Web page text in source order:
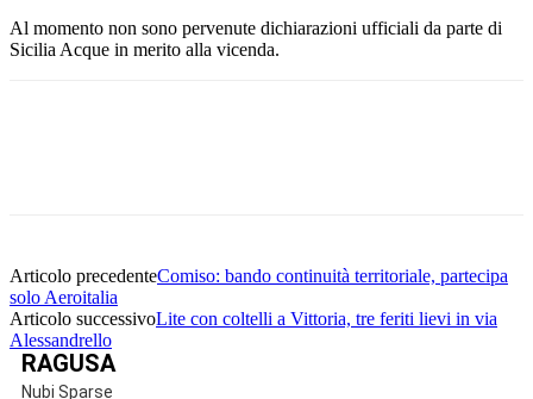
Al momento non sono pervenute dichiarazioni ufficiali da parte di
Sicilia Acque in merito alla vicenda.
Articolo precedenteComiso: bando continuità territoriale, partecipa
solo Aeroitalia
Articolo successivoLite con coltelli a Vittoria, tre feriti lievi in via
Alessandrello
RAGUSA
Nubi Sparse